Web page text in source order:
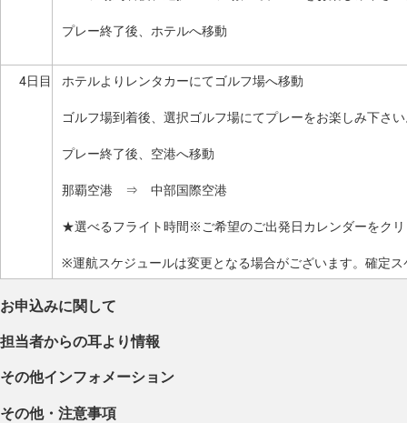
プレー終了後、ホテルへ移動
4日目 ホテルよりレンタカーにてゴルフ場へ移動
ゴルフ場到着後、選択ゴルフ場にてプレーをお楽しみ下さ
プレー終了後、空港へ移動
那覇空港 ⇒ 中部国際空港
★選べるフライト時間※ご希望のご出発日カレンダーをク
※運航スケジュールは変更となる場合がございます。確定
お申込みに関して
担当者からの耳より情報
その他インフォメーション
その他・注意事項